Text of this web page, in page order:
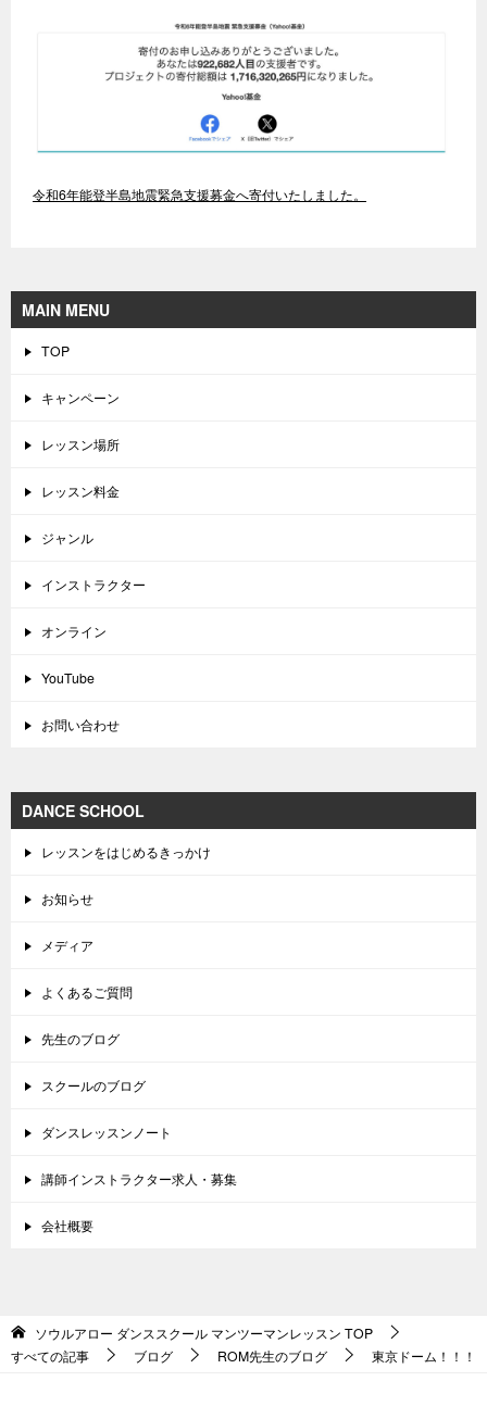
令和6年能登半島地震緊急支援募金へ寄付いたしました。
MAIN MENU
TOP
キャンペーン
レッスン場所
レッスン料金
ジャンル
インストラクター
オンライン
YouTube
お問い合わせ
DANCE SCHOOL
レッスンをはじめるきっかけ
お知らせ
メディア
よくあるご質問
先生のブログ
スクールのブログ
ダンスレッスンノート
講師インストラクター求人・募集
会社概要
ソウルアロー ダンススクール マンツーマンレッスン TOP
すべての記事
ブログ ROM先生のブログ 東京ドーム！！！